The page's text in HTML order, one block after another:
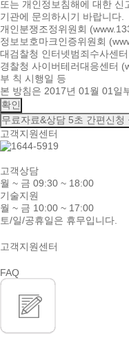
또는 개인정보침해에 대한 신
기관에 문의하시기 바랍니다.
개인분쟁조정위원회
정보보호마크인증위원회
대검찰청 인터넷범죄수사센
경찰청 사이버테러대응센터
부 칙 시행일 등
본 방침은 2017년 01월 01일
확인
무료자료&상담 5초 간편신청
고객지원센터
고객상담
월 ~ 금 09:30 ~ 18:00
기술지원
월 ~ 금 10:00 ~ 17:00
토/일/공휴일은 휴무입니다.
고객지원센터
FAQ